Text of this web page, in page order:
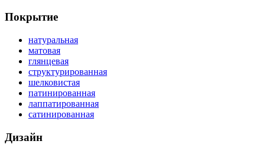
Покрытие
натуральная
матовая
глянцевая
структурированная
шелковистая
патинированная
лаппатированная
сатинированная
Дизайн